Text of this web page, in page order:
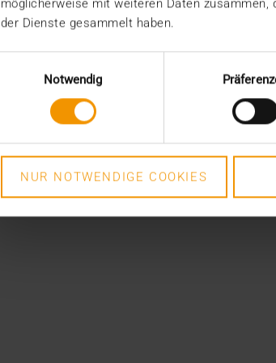
möglicherweise mit weiteren Daten
der Dienste gesammelt haben.
Notwendig
NUR NOTWENDIGE COOKIES